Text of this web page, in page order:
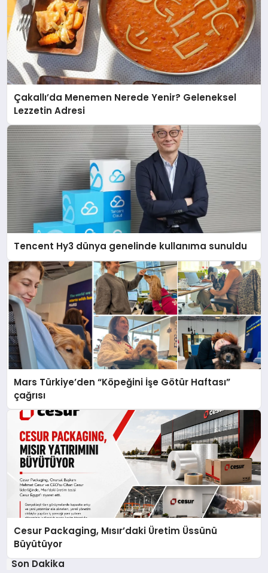
Çakallı’da Menemen Nerede Yenir? Geleneksel
Lezzetin Adresi
Tencent Hy3 dünya genelinde kullanıma sunuldu
Mars Türkiye’den “Köpeğini İşe Götür Haftası”
çağrısı
Cesur Packaging, Mısır’daki Üretim Üssünü
Büyütüyor
Son Dakika